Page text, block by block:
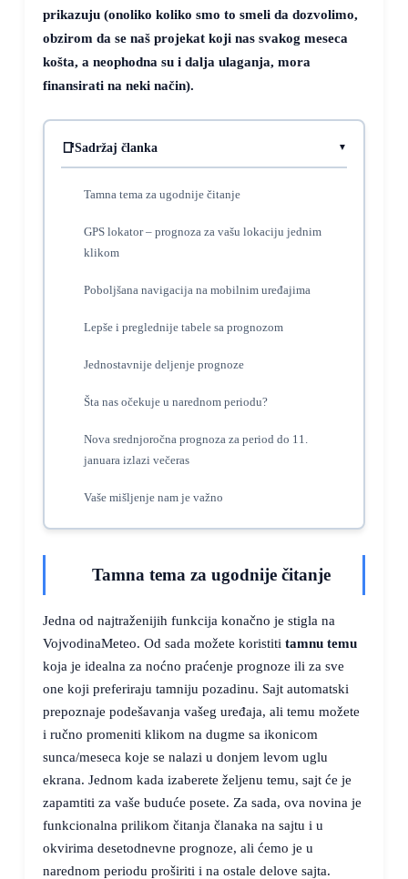
prikazuju (onoliko koliko smo to smeli da dozvolimo,
obzirom da se naš projekat koji nas svakog meseca
košta, a neophodna su i dalja ulaganja, mora
finansirati na neki način).
Sadržaj članka
Tamna tema za ugodnije čitanje
GPS lokator – prognoza za vašu lokaciju jednim
klikom
Poboljšana navigacija na mobilnim uređajima
Lepše i preglednije tabele sa prognozom
Jednostavnije deljenje prognoze
Šta nas očekuje u narednom periodu?
Nova srednjoročna prognoza za period do 11.
januara izlazi večeras
Vaše mišljenje nam je važno
Tamna tema za ugodnije čitanje
Jedna od najtraženijih funkcija konačno je stigla na
VojvodinaMeteo. Od sada možete koristiti tamnu temu
koja je idealna za noćno praćenje prognoze ili za sve
one koji preferiraju tamniju pozadinu. Sajt automatski
prepoznaje podešavanja vašeg uređaja, ali temu možete
i ručno promeniti klikom na dugme sa ikonicom
sunca/meseca koje se nalazi u donjem levom uglu
ekrana. Jednom kada izaberete željenu temu, sajt će je
zapamtiti za vaše buduće posete. Za sada, ova novina je
funkcionalna prilikom čitanja članaka na sajtu i u
okvirima desetodnevne prognoze, ali ćemo je u
narednom periodu proširiti i na ostale delove sajta.